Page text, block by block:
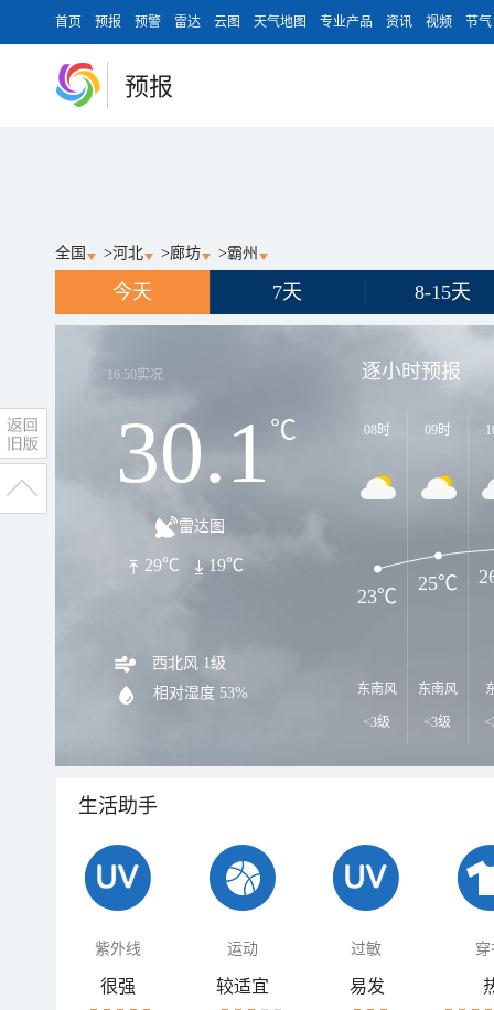
首页 预报 预警 雷达 云图 天气地图 专业产品 资讯 视频 节气
预报
全国 >河北 >廊坊 >霸州
今天 7天 8-15天
16:50实况
30.1℃
雷达图
29℃ 19℃
西北风 1级
相对湿度 53%
逐小时预报
08时
东南风
<3级
09时
东南风
<3级
23℃
25℃
生活助手
紫外线 运动 过敏 穿
很强 较适宜 易发